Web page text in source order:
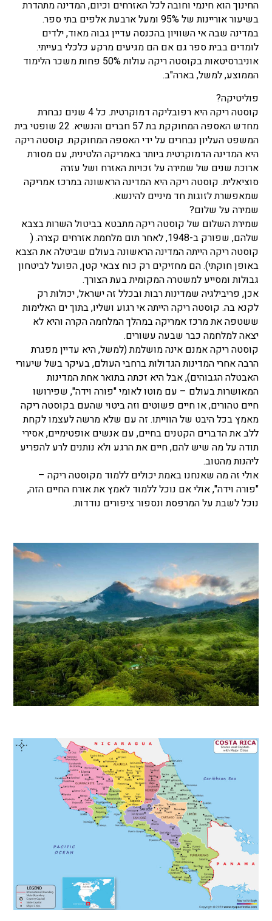
החינוך הוא חינמי וחובה לכל האזרחים וכיום, המדינה מתהדרת
בשיעור אוריינות של 95% ומעל ארבעת אלפים בתי ספר.
במדינה שבה אי השוויון בהכנסה עדיין גבוה מאוד, ילדים
לומדים בבית ספר גם אם הם מגיעים מרקע כלכלי בעייתי.
אוניברסיטאות בקוסטה ריקה עולות 50% פחות משכר הלימוד
הממוצע, למשל, בארה"ב.
פוליטיקה?
קוסטה ריקה היא רפובליקה דמוקרטית. כל 4 שנים נבחרת
מחדש האספה המחוקקת בת 57 חברים והנשיא. 22 שופטי בית
המשפט העליון נבחרים על ידי האספה המחוקקת. קוסטה ריקה
היא המדינה הדמוקרטית ביותר באמריקה הלטינית, עם מסורת
ארוכת שנים של שמירה על זכויות האזרח ושל עזרה
סוציאלית. קוסטה ריקה היא המדינה הראשונה במרכז אמריקה
שמאפשרת לזוגות חד מיניים להינשא.
שמירה על שלום?
שמירת השלום של קוסטה ריקה מתבטא בביטול השרות בצבא
שלהם, שפורק ב-1948, לאחר תום מלחמת אזרחים קצרה. (
קוסטה ריקה הייתה המדינה הראשונה בעולם שביטלה את הצבא
באופן חוקתי). הם מחזיקים רק כוח צבאי קטן, הפועל לביטחון
גבולות ומסייע למשטרה המקומית בעת הצורך.
אכן, פריבילגיה שמדינות רבות ובכלל זה ישראל, יכולות רק
לקנא בה. קוסטה ריקה הייתה אי רגוע ושליו, בתוך ים האלימות
ששטפה את מרכז אמריקה במהלך המלחמה הקרה והיא לא
יצאה למלחמה כבר שבעה עשורים.
קוסטה ריקה אמנם אינה מושלמת (למשל, היא עדיין מפגרת
הרבה אחרי המדינות הגדולות ברחבי העולם, בעיקר בשל שיעורי
האבטלה הגבוהים), אבל היא זכתה בתואר אחת המדינות
המאושרות בעולם – עם מוטו לאומי "פורה וידה", שפירושו
חיים טהורים, או חיים פשוטים וזה ביטוי שהעם בקוסטה ריקה
מאמץ בכל היבט של הווייתו. זה עם שלא מרשה לעצמו לקחת
ללב את הדברים הקטנים בחיים, עם אנשים אופטימיים, אסירי
תודה על מה שיש להם, חיים את הרגע ולא נותנים לרע להפריע
ליהנות מהטוב.
אולי זה מה שאנחנו באמת יכולים ללמוד מקוסטה ריקה –
"פורה וידה", אולי אם נוכל ללמוד לאמץ את אורח החיים הזה,
נוכל לשבת על המרפסת ונספור ציפורים נודדות.